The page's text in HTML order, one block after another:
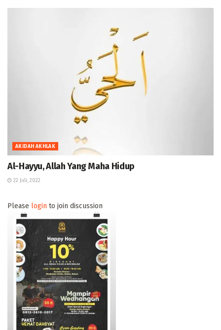
AKIDAH AKHLAK
Al-Hayyu, Allah Yang Maha Hidup
22 Juli, 2022
Please login to join discussion